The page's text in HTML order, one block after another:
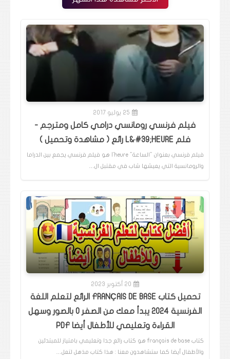
25 يوليو 2017
فيلم فرنسي رومانسي درامي كامل ومترجم -
فلم L&#39;HEURE رائع ( مشاهدة وتحميل )
فيلم فرنسي بعنوان "الساعة" l'heure هو فيلم فرنسي يجمع بين الدراما
والرومانسية التي يعيشها شاب في مقتبل ال…
20 أكتوبر 2023
تحميل كتاب FRANÇAIS DE BASE الرائع لتعلم اللغة
الفرنسية 2024 يبدأ معك من الصفر 0 بالصور وسهل
القراءة وتعليمي للأطفال أيضا PDF
كتاب français de base هو كتاب رائع جدا وتعليمي بامتياز للمبتدئين
والأطفال أيضا كما ستشاهدون معنا : هذا كتاب مذهل لتعل…